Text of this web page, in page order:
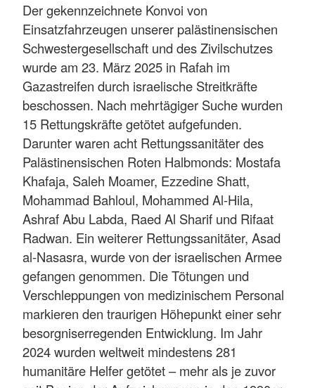
Der gekennzeichnete Konvoi von
Einsatzfahrzeugen unserer palästinensischen
Schwestergesellschaft und des Zivilschutzes
wurde am 23. März 2025 in Rafah im
Gazastreifen durch israelische Streitkräfte
beschossen. Nach mehrtägiger Suche wurden
15 Rettungskräfte getötet aufgefunden.
Darunter waren acht Rettungssanitäter des
Palästinensischen Roten Halbmonds: Mostafa
Khafaja, Saleh Moamer, Ezzedine Shatt,
Mohammad Bahloul, Mohammed Al-Hila,
Ashraf Abu Labda, Raed Al Sharif und Rifaat
Radwan. Ein weiterer Rettungssanitäter, Asad
al-Nasasra, wurde von der israelischen Armee
gefangen genommen. Die Tötungen und
Verschleppungen von medizinischem Personal
markieren den traurigen Höhepunkt einer sehr
besorgniserregenden Entwicklung. Im Jahr
2024 wurden weltweit mindestens 281
humanitäre Helfer getötet – mehr als je zuvor